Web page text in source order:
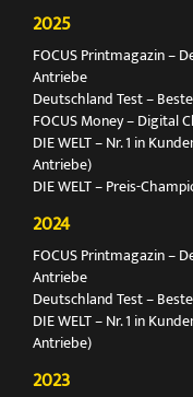
2025
FOCUS Printmagazin –
Antriebe
Deutschland Test –
FOCUS Money – Digital
DIE WELT – Nr. 1 in
Antriebe)
DIE WELT – Preis-
2024
FOCUS Printmagazin –
Antriebe
Deutschland Test –
DIE WELT – Nr. 1 in
Antriebe)
2023